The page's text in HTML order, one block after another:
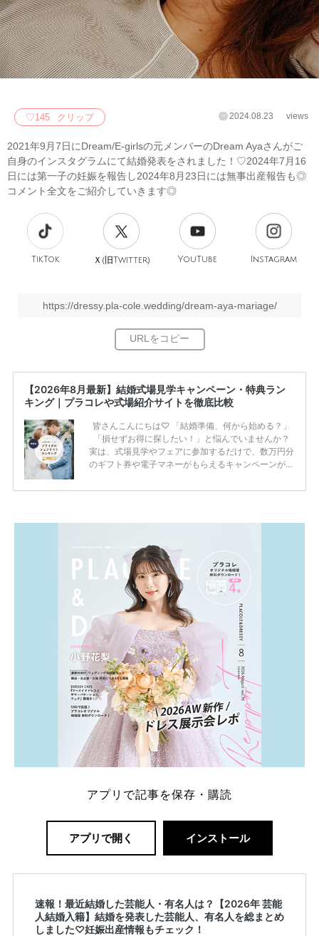
♡145 クリップ 2024.08.23 views
2021年9月7日にDream/E-girlsの元メンバーのDream Ayaさんがご
自身のインスタグラムにて結婚発表をされました！♡2024年7月16
日には第一子の妊娠を報告し2024年8月23日には無事出産報告も◎
コメント全文をご紹介していきます◎
TikTok Ｘ(旧Twitter) YouTube Instagram
https://dressy.pla-cole.wedding/dream-aya-mariage/
【2026年8月最新】結婚式場見学キャンペーン・特典ラン
キング｜プラコレや式場紹介サイトを徹底比較
皆さんこんにちは♡ 「結婚準備、何から始める？」
「損せずお得に探したい！」と悩んでいませんか？
実は、式場見学やフェアに参加するだけで、数万円分
のギフト券や電子マネーがもらえるキャンペーンがあ
ため、比較せずに選ぶと損をしてしまうことも……。
一番お得？」「プラコレの特典は？」といった疑問も
解決します。 まずは診断で候補を絞れる「ウェディ
ング診断」か、体験型 […]続きを読む
アプリで記事を保存・購読
アプリで開く インストール
速報！最近結婚した芸能人・有名人は？【2026年 芸能
人結婚入籍】結婚を発表した芸能人、有名人を総まとめ
しました♡妊娠出産情報もチェック！